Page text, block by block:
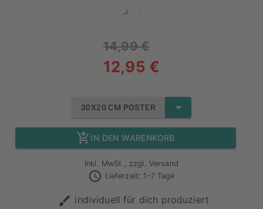
14,99 €
12,95 €
30X20 CM POSTER
IN DEN WARENKORB
Inkl. MwSt., zzgl. Versand
Lieferzeit: 1-7 Tage
individuell für dich produziert